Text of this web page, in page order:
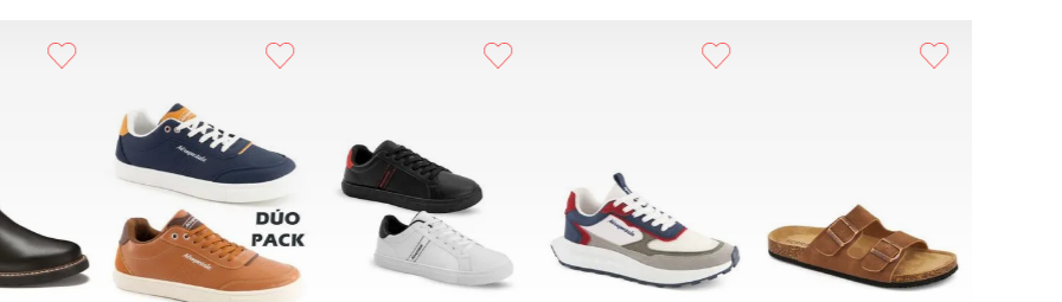
AGREGAR AGREGAR AGREGAR AGREGAR